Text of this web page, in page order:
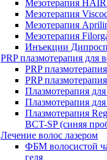
Мезотерапия
Мезотерапия
Мезотерапия
Мезотерапия
Инъекции
PRP плазмотерапия для
PRP
PRP
Плазмотерапия
Плазмотерапия
Плазмотерапия
BCT-SP (синяя
Лечение волос лазером
ФБМ волосистой
геля